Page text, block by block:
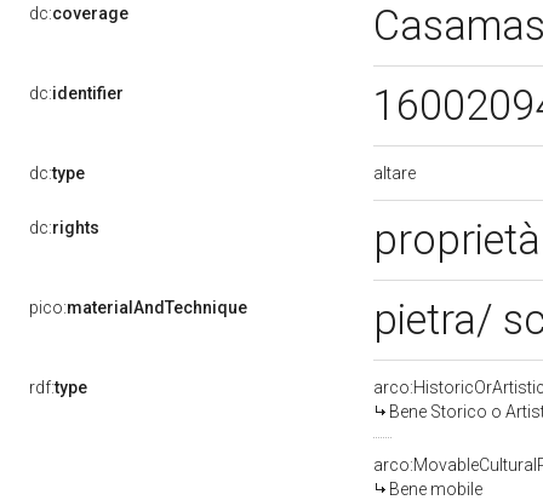
dc:coverage
dc:identifier
dc:type altare
dc:rights
pico:materialAndTechnique pietra/
rdf:type
Bene Storico o
Bene mobile